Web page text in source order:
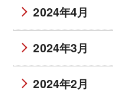
2024年4月
2024年3月
2024年2月